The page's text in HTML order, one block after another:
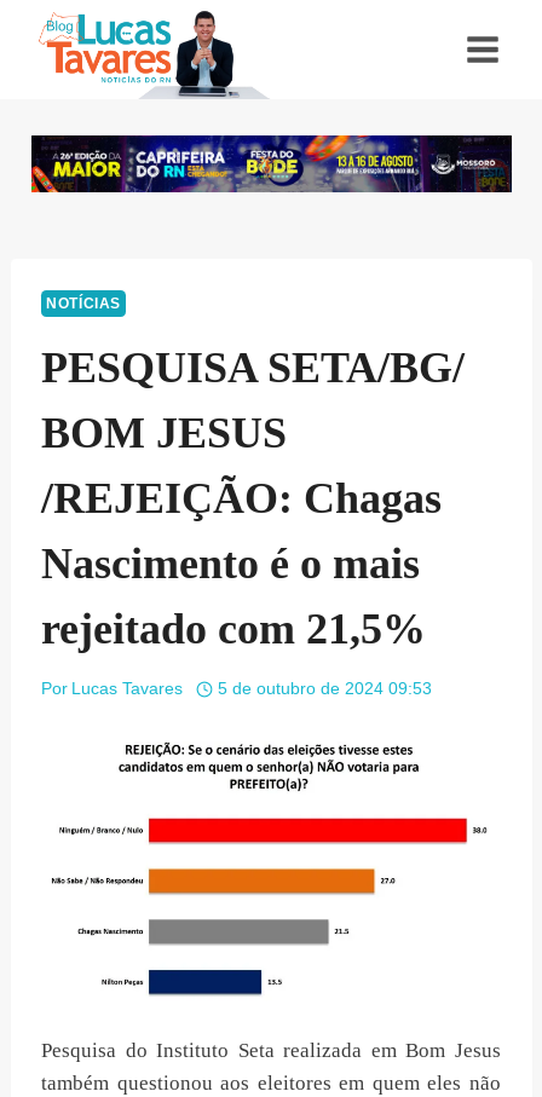
NOTÍCIAS
PESQUISA SETA/BG/
BOM JESUS
/REJEIÇÃO: Chagas
Nascimento é o mais
rejeitado com 21,5%
Por Lucas Tavares 5 de outubro de 2024 09:53
Pesquisa do Instituto Seta realizada em Bom Jesus
também questionou aos eleitores em quem eles não